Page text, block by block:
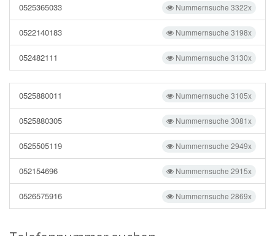
Nummernsuche 3322x
0525365033
Nummernsuche 3198x
0522140183
Nummernsuche 3130x
052482111
Nummernsuche 3105x
0525880011
Nummernsuche 3081x
0525880305
Nummernsuche 2949x
0525505119
Nummernsuche 2915x
052154696
Nummernsuche 2869x
0526575916